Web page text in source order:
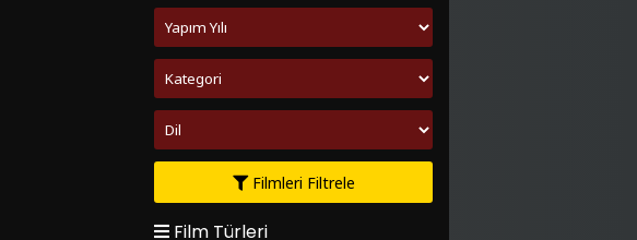
Filmleri Filtrele
Film Türleri